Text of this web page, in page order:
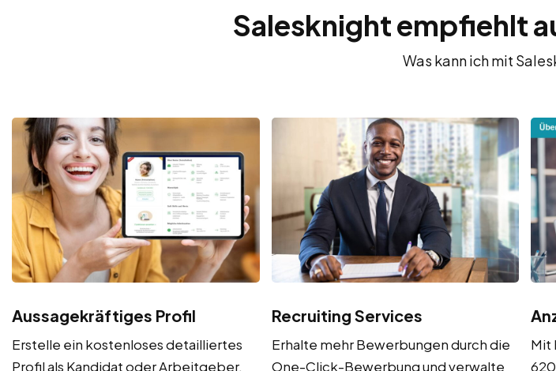
Salesknight empfiehlt
Was kann ich mit
Aussagekräftiges Profil
Erstelle ein kostenloses detailliertes
Profil als Kandidat oder Arbeitgeber,
Recruiting Services
Erhalte mehr Bewerbungen durch die
One-Click-Bewerbung und verwalte
Mit